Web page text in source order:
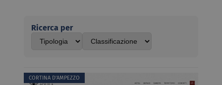
Ricerca per
CORTINA D'AMPEZZO